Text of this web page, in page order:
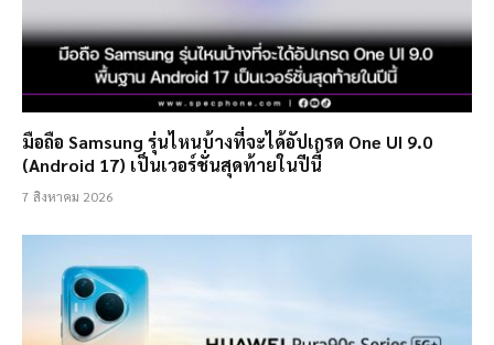
มือถือ Samsung รุ่นไหนบ้างที่จะได้อัปเกรด One UI 9.0
(Android 17) เป็นเวอร์ชั่นสุดท้ายในปีนี้
7 สิงหาคม 2026